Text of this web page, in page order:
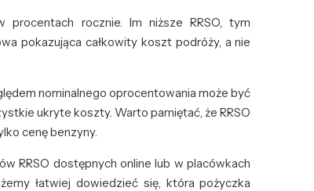
rocznie. Im niższe RRSO, tym
pokazująca całkowity koszt podróży, a nie
nominalnego oprocentowania może być
ukryte koszty. Warto pamiętać, że RRSO
cenę benzyny.
RRSO dostępnych online lub w placówkach
łatwiej dowiedzieć się, która pożyczka